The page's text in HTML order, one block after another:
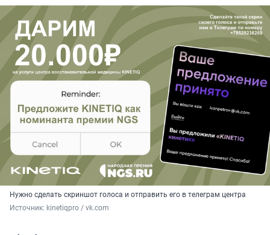
Нужно сделать скриншот голоса и отправить его в телеграм центра
Источник: kinetiqpro / vk.com